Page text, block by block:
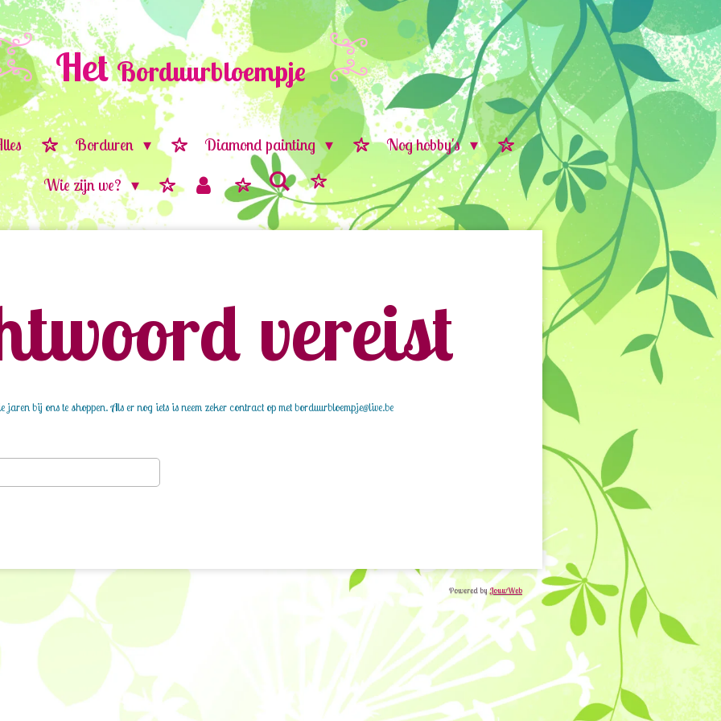
HetBorduurbloempje
Borduren Diamond painting
Nog hobby's
Wie zijn we?
vereist
bij ons te shoppen. Als er nog iets is neem zeker contract op met borduurbloempje@live.be
Powered byJouwWeb